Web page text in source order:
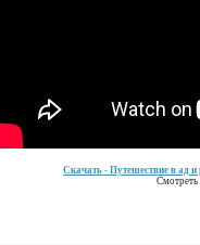
Скачать- Путешествие в ад